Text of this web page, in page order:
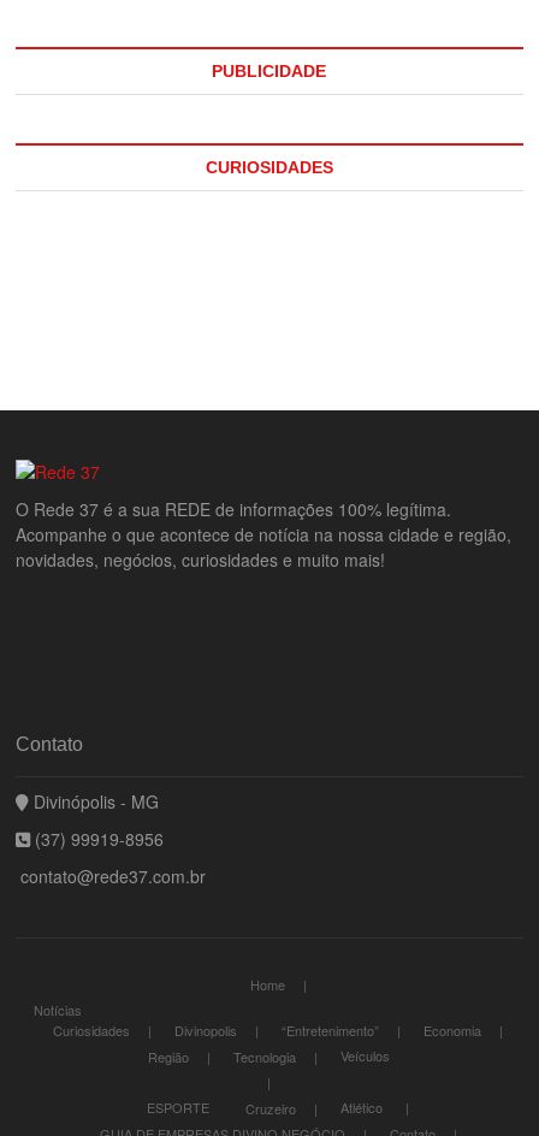
PUBLICIDADE
CURIOSIDADES
O Rede 37 é a sua REDE de informações 100% legítima.
Acompanhe o que acontece de notícia na nossa cidade e região,
novidades, negócios, curiosidades e muito mais!
Contato
Divinópolis - MG
(37) 99919-8956
contato@rede37.com.br
Home
Notícias
Curiosidades
Divinopolis “Entretenimento”
Economia
Região
Tecnologia Veículos
ESPORTE Cruzeiro
Atlético